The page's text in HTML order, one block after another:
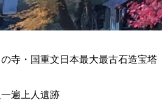
寺・国重文日本最大最古石造宝塔
遍上人遺跡